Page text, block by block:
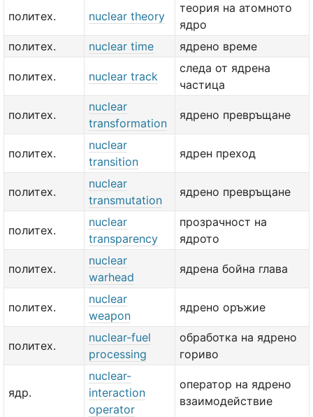
политех. nuclear theory
теория на атомното
ядро
политех.
nuclear time ядрено време
политех. nuclear track
следа от ядрена
частица
политех.
nuclear
transformation
ядрено превръщане
политех.
nuclear
transition
ядрен преход
политех.
nuclear
transmutation
ядрено превръщане
политех.
nuclear
transparency
прозрачност на
ядрото
политех.
nuclear
warhead
ядрена бойна глава
политех.
nuclear
weapon
ядрено оръжие
политех.
nuclear-fuel
processing
обработка на ядрено
гориво
ядр.
nuclear-
interaction
operator
оператор на ядрено
взаимодействие